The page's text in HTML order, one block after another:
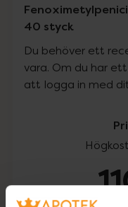
40 styck
Du behöver ett
vara. Om du har
att logga in med